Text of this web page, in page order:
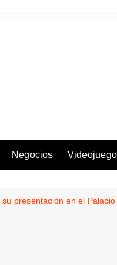
Negocios
presentación en el